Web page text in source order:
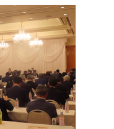
中国語（簡体字）
韓国語（한국어）
習・スポーツ・人権
人の方向け情報
・医療
・施策
ットを探す
メ・食べる
のイベント・祭り
所の紹介
・広聴